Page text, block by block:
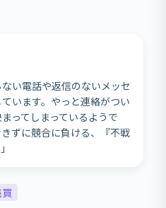
い電話や返信のないメッセ
います。やっと連絡がつい
ってしまっているようで
ずに競合に負ける、『不戦